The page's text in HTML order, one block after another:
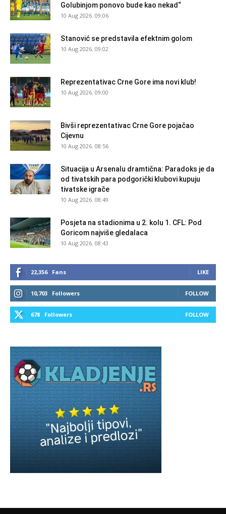
Golubinjom ponovo bude kao nekad“
10 Aug 2026. 09:06
Stanović se predstavila efektnim golom
10 Aug 2026. 09:02
Reprezentativac Crne Gore ima novi klub!
10 Aug 2026. 09:00
Bivši reprezentativac Crne Gore pojačao
Cijevnu
10 Aug 2026. 08:56
Situacija u Arsenalu dramtična: Paradoks je da
od tivatskih para podgorički klubovi kupuju
tivatske igrače
10 Aug 2026. 08:49
Posjeta na stadionima u 2. kolu 1. CFL: Pod
Goricom najviše gledalaca
10 Aug 2026. 08:43
22,356 Fans LIKE
10,703 Followers FOLLOW
678 Followers FOLLOW